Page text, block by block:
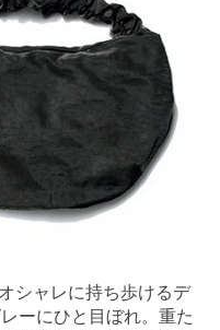
シャレに持ち歩けるデ
ーにひと目ぼれ。重た